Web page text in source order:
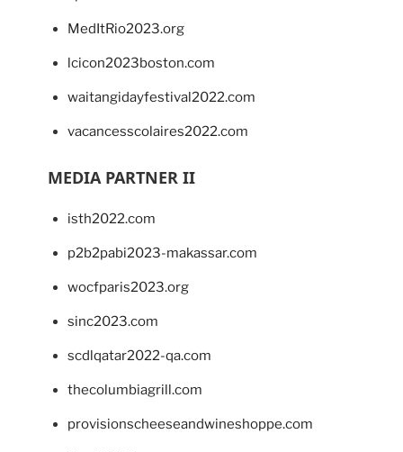
MedItRio2023.org
lcicon2023boston.com
waitangidayfestival2022.com
vacancesscolaires2022.com
MEDIA PARTNER II
isth2022.com
p2b2pabi2023-makassar.com
wocfparis2023.org
sinc2023.com
scdlqatar2022-qa.com
thecolumbiagrill.com
provisionscheeseandwineshoppe.com